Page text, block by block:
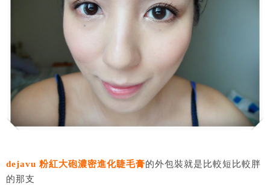
dejavu 粉紅大砲濃密進化睫毛膏的外包裝就是比較短比較胖
的那支